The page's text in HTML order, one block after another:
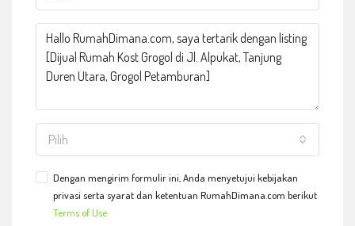
Pilih
Dengan mengirim formulir ini, Anda menyetujui kebijakan
privasi serta syarat dan ketentuan RumahDimana.com berikut
Terms of Use